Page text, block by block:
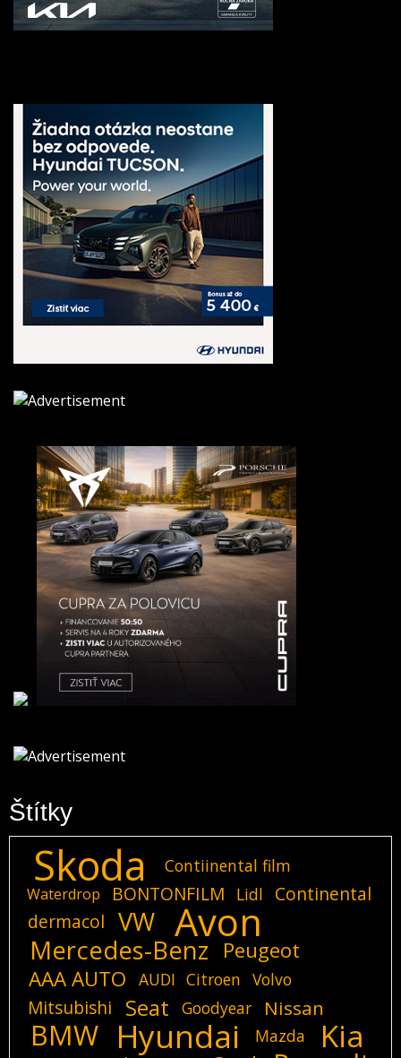
Štítky
Skoda Contiinental film
Waterdrop BONTONFILM Lidl
Continental
dermacol
VW Avon
Mercedes-Benz
Peugeot
AAA AUTO
AUDI Citroen Volvo
Mitsubishi Seat Goodyear Nissan
BMW Hyundai Mazda Kia